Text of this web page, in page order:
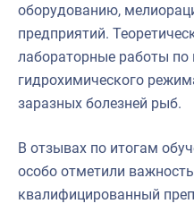
оборудованию,
предприятий.
лабораторные работы по
гидрохимического
заразных болезней рыб.
В отзывах по итогам
особо отметили
квалифицированный